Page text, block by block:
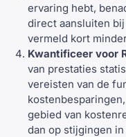
ervaring hebt,
direct aansluiten
vermeld kort
Kwantificeer voor
van prestaties
vereisten van de
gebied van
dan op stijgingen